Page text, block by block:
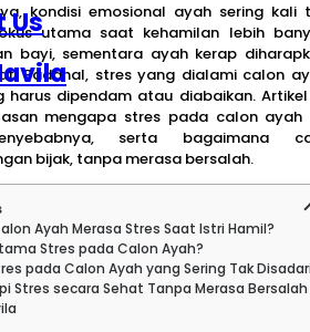
Uskondisi emosional ayah sering kali
utama saat kehamilan lebih
bayi, sementara ayah kerap
Padahal, stres yang dialami calon
harus dipendam atau diabaikan.
mengapa stres pada calon ayah
serta bagaimana
bijak, tanpa merasa bersalah.
Ayah Merasa Stres Saat Istri Hamil?
Stres pada Calon Ayah?
pada Calon Ayah yang Sering Tak
Stres secara Sehat Tanpa Merasa Bersalah